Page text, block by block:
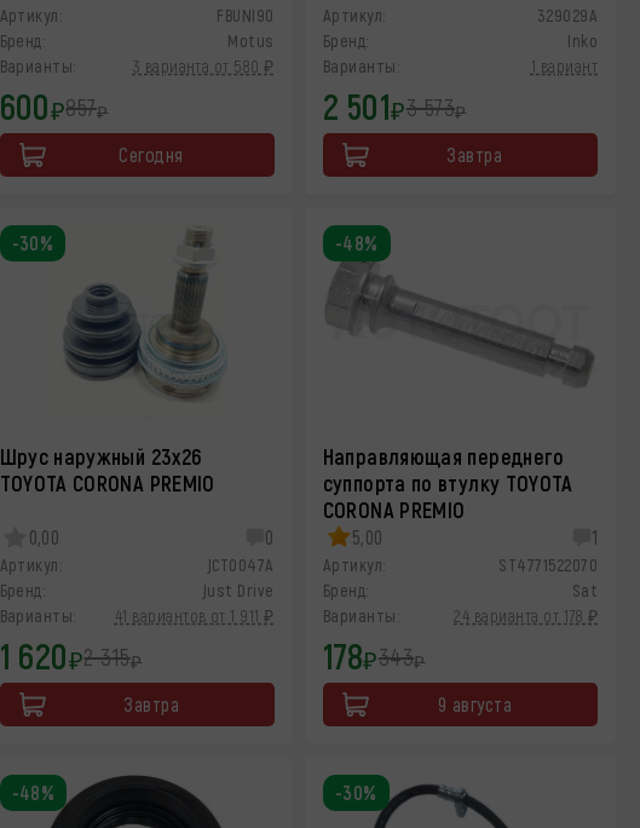
Артикул:
FBUNI90
Бренд:
Motus
Варианты:
3 варианта от 580 ₽
600₽857₽
Сегодня
Артикул:
329029A
Бренд:
Inko
Варианты:
1 вариант
2 501₽3 573₽
Завтра
Шpус наружный 23x26
TOYOTA CORONA PREMIO
0,00 0
Артикул:
JCT0047A
Бренд:
Just Drive
Варианты:
41 вариантов от 1 911 ₽
1 620₽2 315₽
Завтра
-30%
Направляющая переднего
суппорта по втулку TOYOTA
CORONA PREMIO
5,00 1
Артикул:
ST4771522070
Бренд:
Sat
Варианты:
24 варианта от 178 ₽
178₽343₽
9 августа
-48%
-48% -30%